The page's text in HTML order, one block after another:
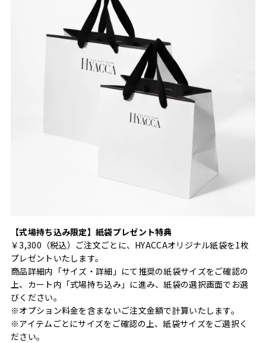
【式場持ち込み限定】紙袋プレゼント特典
￥3,300（税込）ご注文ごとに、HYACCAオリジナル紙袋を1枚
プレゼントいたします。
商品詳細内「サイズ・詳細」にて推奨の紙袋サイズをご確認の
上、カート内「式場持ち込み」に進み、紙袋の選択画面でお選
びください。
※オプション料金を含まないご注文金額で計算いたします。
※アイテムごとにサイズをご確認の上、紙袋サイズをご選択く
ださい。